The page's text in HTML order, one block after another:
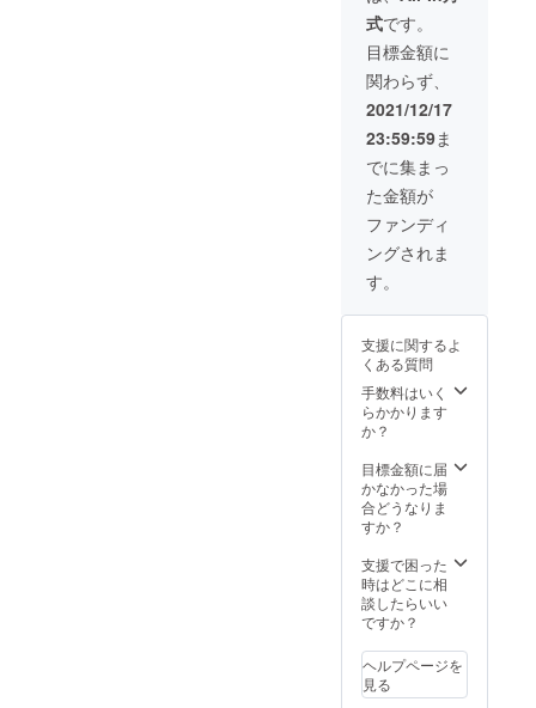
とこ
ろ、超
早特
8,000円
OFF28,
000円 ※
送料込
み、税
込価格
です。
※ご注文
状況、
使用部
材の供
造工程
上の都
合等に
より出
荷時期
が遅れ
いま
す。予
めご了
リカ産
黒檀を
使用 一
般販売
価格
42,000
円（税
込）の
とこ
ろ、超
早特
8,000円
OFF34,
000円 ※
込価格
※ご注文
状況、
使用部
材の供
給状
造工程
上の都
合等に
より出
が遅れ
る場合
がござ
いま
めご了
承くだ
さい。
式です。
目標金額に
関わらず、
2021/12/17
23:59:59ま
でに集まっ
た金額が
ファンディ
ングされま
す。
支援に関するよ
くある質問
手数料はいく
らかかります
か？
目標金額に届
かなかった場
合どうなりま
すか？
支援で困った
時はどこに相
談したらいい
ですか？
ヘルプページを
見る